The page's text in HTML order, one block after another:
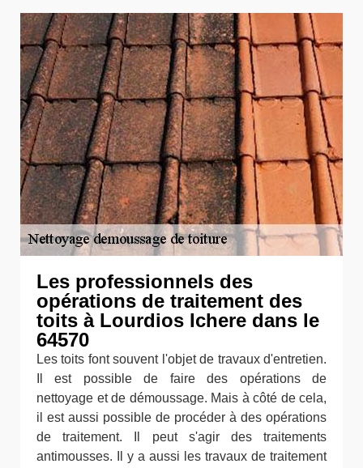
Les professionnels des
opérations de traitement des
toits à Lourdios Ichere dans le
64570
Les toits font souvent l'objet de travaux d'entretien.
Il est possible de faire des opérations de
nettoyage et de démoussage. Mais à côté de cela,
il est aussi possible de procéder à des opérations
de traitement. Il peut s'agir des traitements
antimousses. Il y a aussi les travaux de traitement